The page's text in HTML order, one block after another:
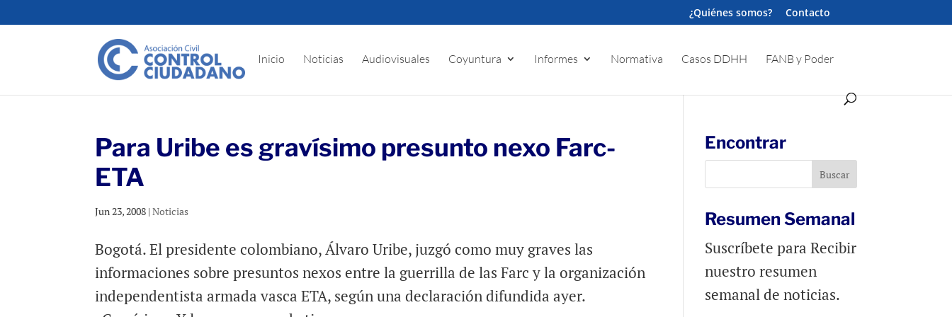
¿Quiénes somos? Contacto
Inicio Noticias Audiovisuales Coyuntura Informes Normativa Casos DDHH FANB y Poder
Para Uribe es gravísimo presunto nexo Farc-
ETA
Jun 23, 2008 |Noticias
Bogotá. El presidente colombiano, Álvaro Uribe, juzgó como muy graves las
informaciones sobre presuntos nexos entre la guerrilla de las Farc y la organización
independentista armada vasca ETA, según una declaración difundida ayer.
Encontrar
Resumen Semanal
Suscríbete para Recibir
nuestro resumen
semanal de noticias.